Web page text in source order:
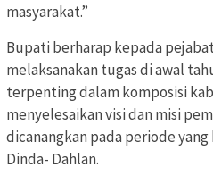
masyarakat.”
Bupati berharap kepada
melaksanakan tugas di awal
terpenting dalam komposisi
menyelesaikan visi dan misi
dicanangkan pada periode
Dinda- Dahlan.